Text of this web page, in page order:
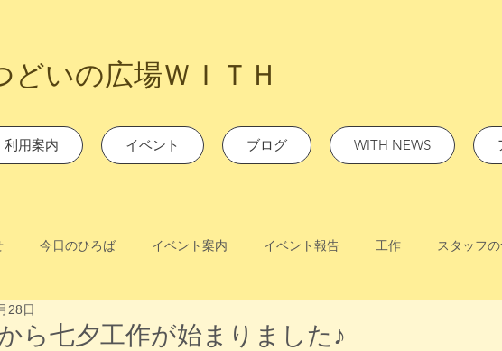
どいの広場ＷＩＴＨ
利用案内 イベント ブログ WITH NEWS
今日のひろば イベント案内 イベント報告 工作 スタッフ
ら七夕工作が始まりました♪
28日